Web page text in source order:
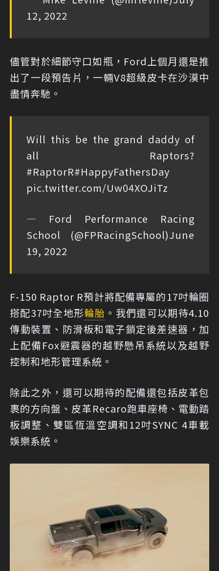
12, 2022
儘管對於細節守口如瓶，Ford上個月還是推
出了一段預告片，一輛V8超級皮卡在沙漠中
盡情奔馳。
Will this be the grand daddy of
all Raptors?
#RaptorR#HappyFathersDay
pic.twitter.com/Uw04XOJiTz
— Ford Performance Racing
School (@FPRacingSchool)June
19, 2022
F-150 Raptor R預計將配備專屬的17吋輪圈
搭配37吋全地形輪胎 。我們還可以期待4.10
傳動裝置、防滑板和電子鎖定後差速器，加
上配備Fox避震器的越野懸吊系統以及越野
控制和地形管理系統。
除此之外，還可以期待的配備還包括皮革包
裹的方向盤、皮革Recaro跑車座椅、電動踏
板調整、雙區恆溫空調和12吋SYNC 4車載
娛樂系統。